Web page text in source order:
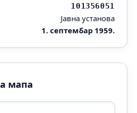
101356051
Јавна установа
1. септембар 1959.
мапа